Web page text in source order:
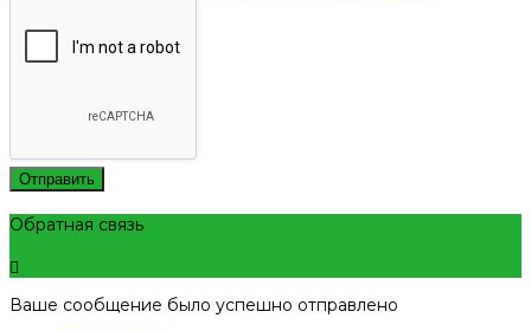
Отправить
Обратная связь
Ваше сообщение было успешно отправлено